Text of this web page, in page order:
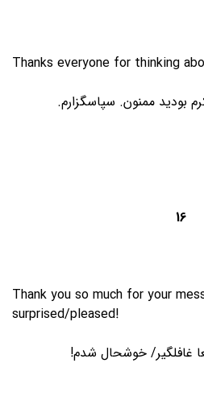
Thanks everyone for thinking
بودید ممنون. سپاسگزارم.
16
Thank you so much for your
surprised/pleased!
غافلگیر/ خوشحال شدم!